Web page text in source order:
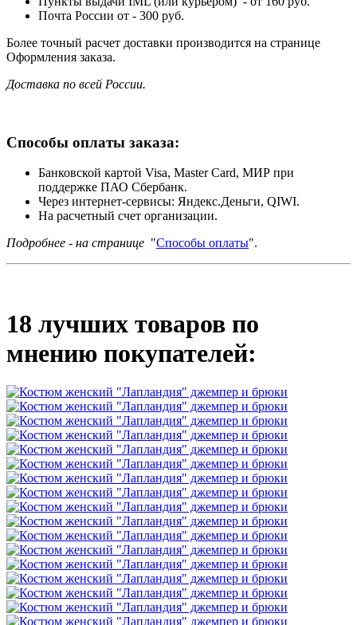
Почта России от - 300 руб.
Более точный расчет доставки производится на странице
Оформления заказа.
Доставка по всей России.
Способы оплаты заказа:
Банковской картой Visa, Master Card, МИР при
поддержке ПАО Сбербанк.
Через интернет-сервисы: Яндекс.Деньги, QIWI.
На расчетный счет организации.
Подробнее - на странице "Способы оплаты".
18 лучших товаров по
мнению покупателей: